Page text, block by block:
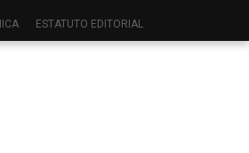
ESTATUTO EDITORIAL